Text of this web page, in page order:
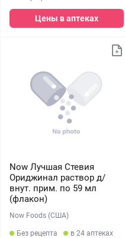
Цены в аптеках
Now Лучшая Стевия
Ориджинал раствор д/
внут. прим. по 59 мл
(флакон)
Now Foods (США)
Без рецепта в 24 аптеках